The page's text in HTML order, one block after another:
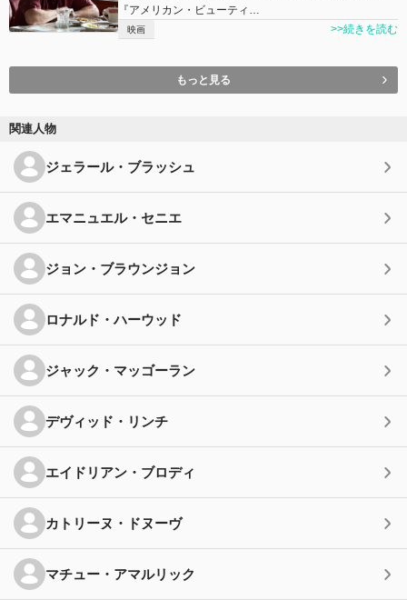
『アメリカン・ビューティ…
映画 >>続きを読む
もっと見る
関連人物
ジェラール・ブラッシュ
エマニュエル・セニエ
ジョン・ブラウンジョン
ロナルド・ハーウッド
ジャック・マッゴーラン
デヴィッド・リンチ
エイドリアン・ブロディ
カトリーヌ・ドヌーヴ
マチュー・アマルリック